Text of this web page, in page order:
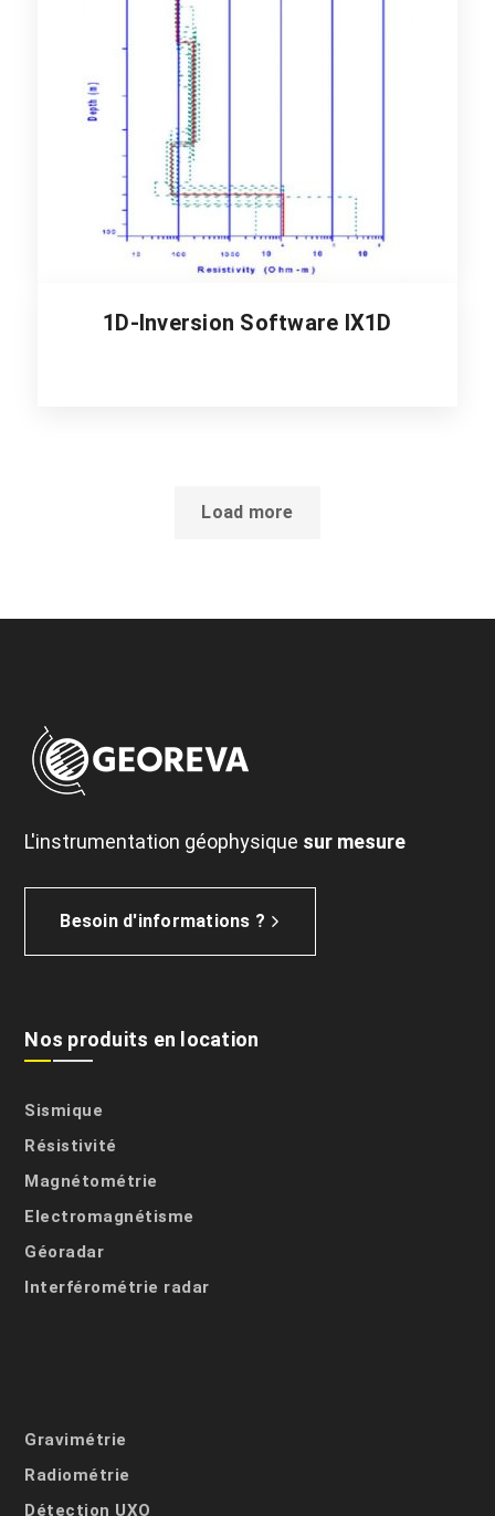
1D-Inversion Software IX1D
Load more
L'instrumentation géophysique sur mesure
Besoin d'informations ?
Nos produits en location
Sismique
Résistivité
Magnétométrie
Electromagnétisme
Géoradar
Interférométrie radar
Gravimétrie
Radiométrie
Détection UXO